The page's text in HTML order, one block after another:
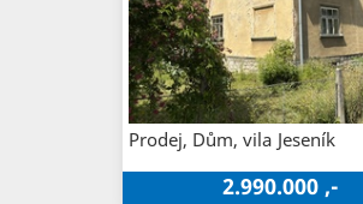
Prodej, Dům, vila Jeseník
2.990.000 ,-